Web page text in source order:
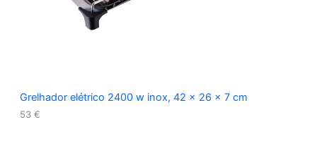
Grelhador elétrico 2400 w inox, 42 x 26 x 7 cm
53 €